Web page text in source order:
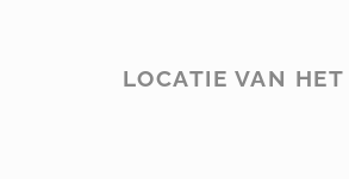
LOCATIE VAN HET